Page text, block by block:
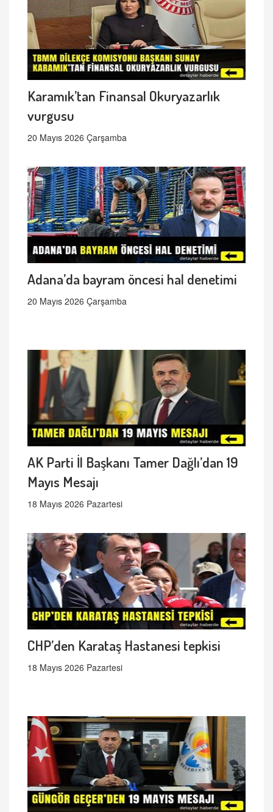
Karamık’tan Finansal Okuryazarlık
vurgusu
20 Mayıs 2026 Çarşamba
Adana’da bayram öncesi hal denetimi
20 Mayıs 2026 Çarşamba
AK Parti İl Başkanı Tamer Dağlı’dan 19
Mayıs Mesajı
18 Mayıs 2026 Pazartesi
CHP’den Karataş Hastanesi tepkisi
18 Mayıs 2026 Pazartesi